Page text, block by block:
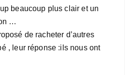
beaucoup plus clair et un
…
de racheter d’autres
, leur réponse :ils nous ont